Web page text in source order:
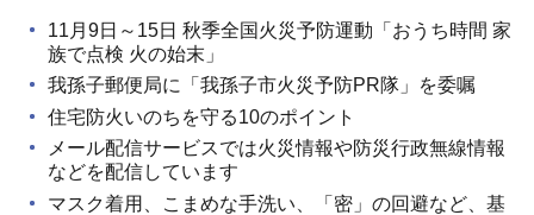
11月9日～15日 秋季全国火災予防運動「おうち時間 家
族で点検 火の始末」
我孫子郵便局に「我孫子市火災予防PR隊」を委嘱
住宅防火いのちを守る10のポイント
メール配信サービスでは火災情報や防災行政無線情報
などを配信しています
マスク着用、こまめな手洗い、「密」の回避など、基